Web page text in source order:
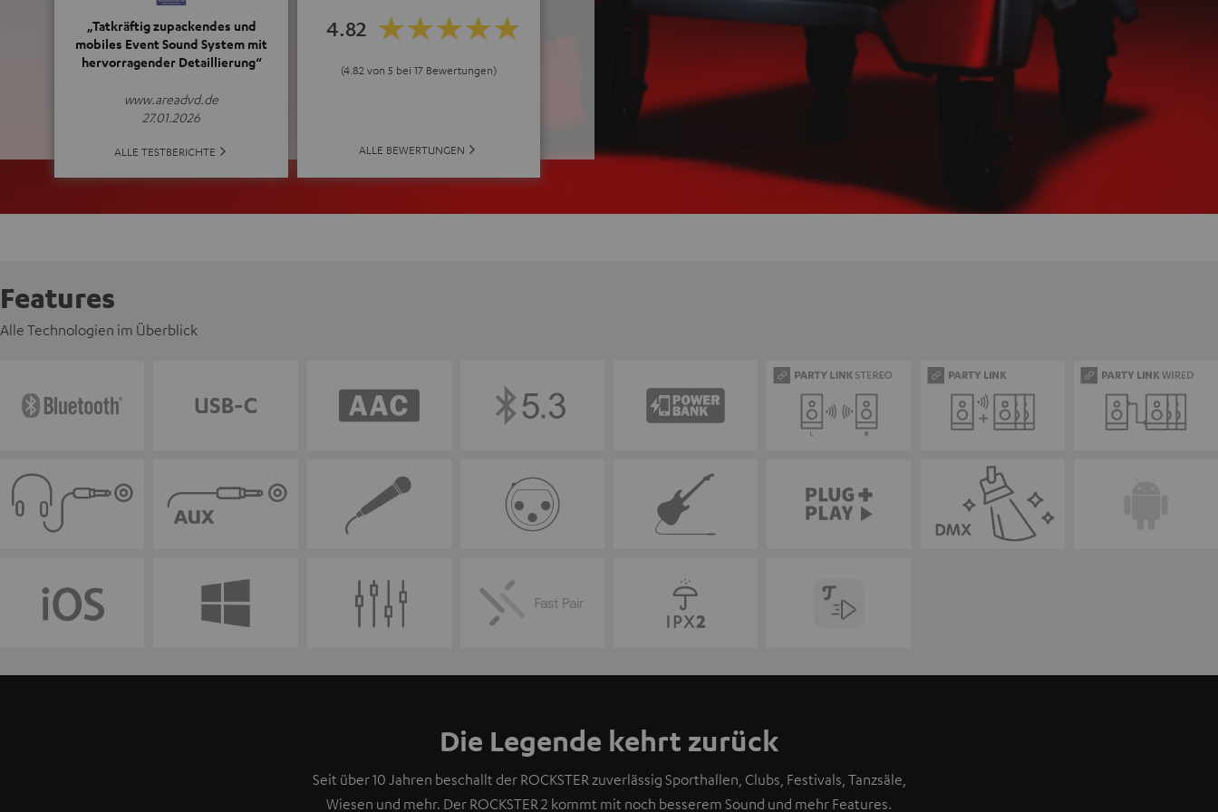
„Tatkräftig zupackendes und
mobiles Event Sound System mit
hervorragender Detaillierung“
www.areadvd.de
27.01.2026
ALLE TESTBERICHTE
4.82
(4.82 von 5 bei 17 Bewertungen)
ALLE BEWERTUNGEN
Features
Alle Technologien im Überblick
Die Legende kehrt zurück
Seit über 10 Jahren beschallt der ROCKSTER zuverlässig Sporthallen, Clubs, Festivals, Tanzsäle,
Wiesen und mehr. Der ROCKSTER 2 kommt mit noch besserem Sound und mehr Features.